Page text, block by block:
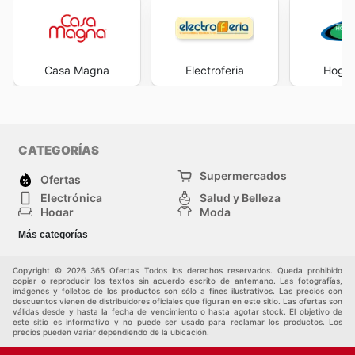
Casa Magna Electroferia
CATEGORÍAS
Ofertas
Supermercados
Electrónica
Salud y Belleza
Hogar
Moda
Herramientas y jardinería
Infancia
Más categorías
Copyright © 2026 365 Ofertas Todos los derechos reservados. Queda prohibido
copiar o reproducir los textos sin acuerdo escrito de antemano. Las fotografías,
imágenes y folletos de los productos son sólo a fines ilustrativos. Las precios con
descuentos vienen de distribuidores oficiales que figuran en este sitio. Las ofertas son
válidas desde y hasta la fecha de vencimiento o hasta agotar stock. El objetivo de
este sitio es informativo y no puede ser usado para reclamar los productos. Los
precios pueden variar dependiendo de la ubicación.